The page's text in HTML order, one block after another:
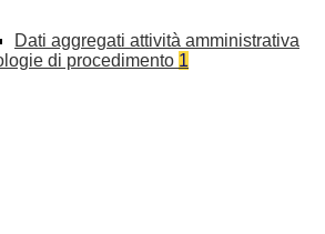
Dati aggregati attività amministrativa
di procedimento 1